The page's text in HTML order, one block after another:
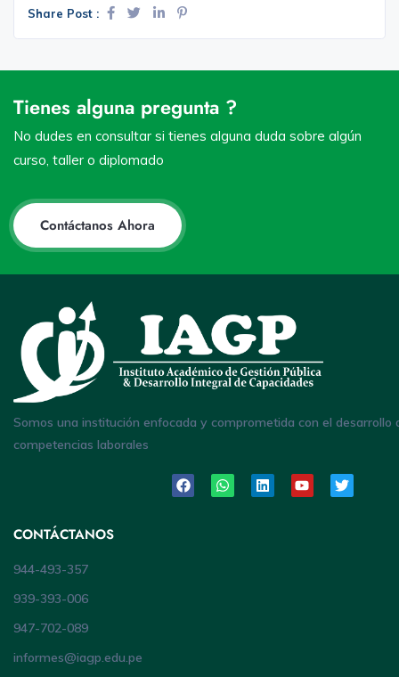
Share Post :
Tienes alguna pregunta ?
No dudes en consultar si tienes alguna duda sobre algún
curso, taller o diplomado
Contáctanos Ahora
Somos una institución enfocada y comprometida con el desarrollo
competencias laborales
CONTÁCTANOS
944-493-357
939-393-006
947-702-089
informes@iagp.edu.pe